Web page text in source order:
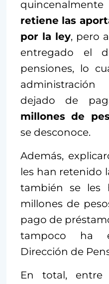
retiene las
por la ley, pero
entregado el
pensiones, lo
dejado de
millones de
se desconoce.
Además,
les han retenido
también se les
millones de
pago de
tampoco ha
Dirección de
En total, entre